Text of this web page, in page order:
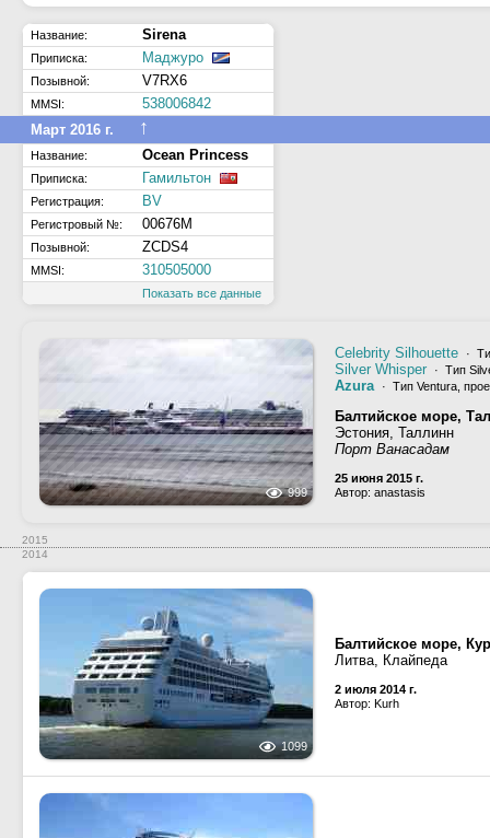
Название: Sirena
Приписка: Маджуро
Позывной: V7RX6
MMSI:
538006842
Март 2016 г.
↑
Название: Ocean Princess
Приписка: Гамильтон
Регистрация: BV
Регистровый №: 00676M
Позывной: ZCDS4
MMSI: 310505000
Показать все данные
999
Celebrity Silhouette ·
Silver Whisper · Тип
Azura · Тип Ventura,
Балтийское море,
Эстония, Таллинн
Порт Ванасадам
25 июня 2015 г.
Автор: anastasis
2015
2014
1099
Балтийское море,
Литва, Клайпеда
2 июля 2014 г.
Автор: Kurh